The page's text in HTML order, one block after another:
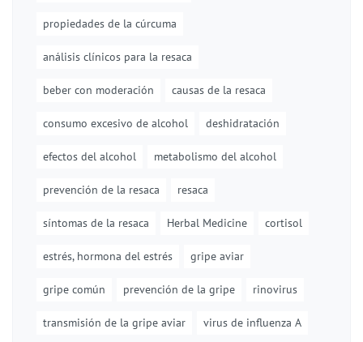
propiedades de la cúrcuma
análisis clínicos para la resaca
beber con moderación causas de la resaca
consumo excesivo de alcohol deshidratación
efectos del alcohol metabolismo del alcohol
prevención de la resaca resaca
síntomas de la resaca Herbal Medicine cortisol
estrés, hormona del estrés gripe aviar
gripe común prevención de la gripe rinovirus
transmisión de la gripe aviar virus de influenza A